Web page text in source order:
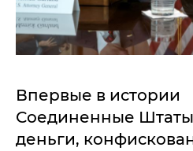
Впервые в истории
Соединенные
деньги,